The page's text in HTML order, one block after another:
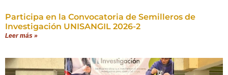
Participa en la Convocatoria de Semilleros de
Investigación UNISANGIL 2026-2
Leer más »